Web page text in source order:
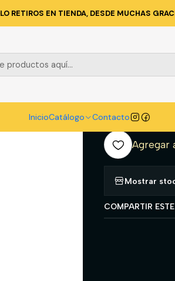
InicioCatálogo Contacto
RETIROS EN TIENDA, DESDE MUCHAS
AGUA BOTA PVC-101 INDUSTRIAL
|
BOTA
PUNTA
Cantidad
Agregar
Mostrar
COMPARTIR